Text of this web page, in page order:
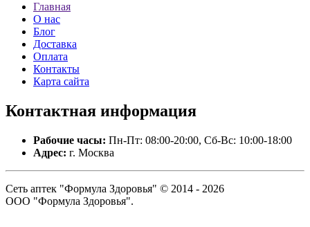
Главная
О нас
Блог
Доставка
Оплата
Контакты
Карта сайта
Контактная информация
Рабочие часы: Пн-Пт: 08:00-20:00, Сб-Вс: 10:00-18:00
Адрес: г. Москва
Сеть аптек "Формула Здоровья" © 2014 - 2026
ООО "Формула Здоровья".